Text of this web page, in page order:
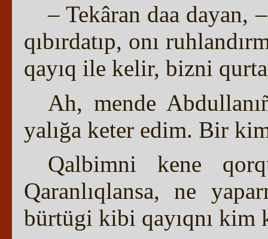
– Tekâran daa dayan,
qıbırdatıp, onı
qayıq ile kelir, bizni
Ah, mende
yalığa keter edim. Bir
Qalbimni kene
Qaranlıqlansa, ne
bürtügi kibi qayıqnı kim